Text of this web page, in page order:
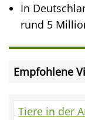
In
rund 5
Empfohlene
Tiere in der